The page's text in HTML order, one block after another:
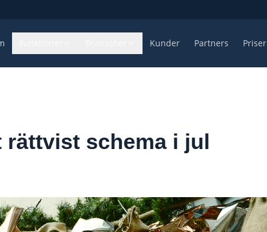
Kunder Partners Priser
rättvist schema i jul